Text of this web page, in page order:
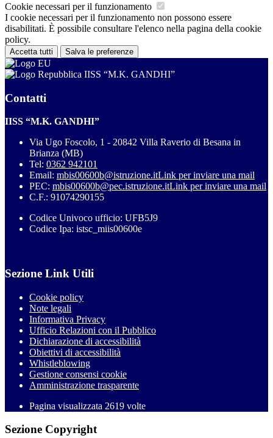
Cookie necessari per il funzionamento
I cookie necessari per il funzionamento non possono essere
disabilitati. È possibile consultare l'elenco nella pagina della cookie
policy.
Accetta tutti Salva le preferenze
IISS “M.K. GANDHI”
Contatti
IISS “M.K. GANDHI”
Via Ugo Foscolo, 1 - 20842 Villa Raverio di Besana in
Brianza (MB)
Tel: 0362 942101
Email: mbis00600b@istruzione.itLink per inviare una mail
PEC: mbis00600b@pec.istruzione.itLink per inviare una mail
C.F.: 91074290155
Codice Univoco ufficio: UFB5J9
Codice Ipa: istsc_miis00600e
Sezione Link Utili
Cookie policy
Note legali
Informativa Privacy
Ufficio Relazioni con il Pubblico
Dichiarazione di accessibilità
Obiettivi di accessibilità
Whistleblowing
Gestione consensi cookie
Amministrazione trasparente
Pagina visualizzata 2619 volte
Sezione Copyright